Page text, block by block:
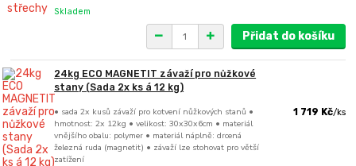
Skladem
Přidat do košíku
24kg ECO MAGNETIT závaží pro nůžkové
stany (Sada 2x ks á 12 kg)
• sada 2x kusů závaží pro kotvení nůžkových stanů •
hmotnost: 2x 12kg • velikost: 30x30x6cm • materiál
vnějšího obalu: polymer • materiál náplně: drcená
železná ruda (magnetit) • závaží lze stohovat pro větší
zatížení
1 719 Kč/ks